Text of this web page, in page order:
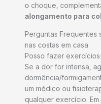
o choque,
alongamento para
Perguntas
nas costas em casa
Posso fazer
Se a dor for intensa,
dormência/
um médico ou
qualquer exercício.